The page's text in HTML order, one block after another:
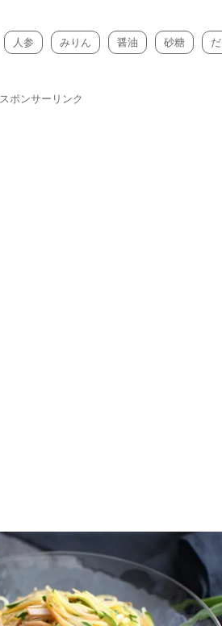
人参 みりん 醤油 砂糖
スポンサーリンク